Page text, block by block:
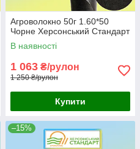
Агроволокно 50г 1.60*50
Чорне Херсонський Стандарт
В наявності
1 063 ₴/рулон
1 250 ₴/рулон
Купити
–15%